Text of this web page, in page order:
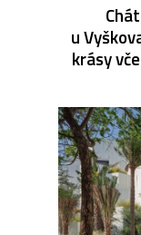
u
krásy